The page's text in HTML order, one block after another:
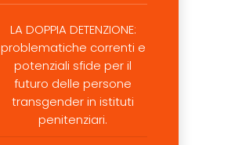
LA DOPPIA DETENZIONE:
problematiche correnti e
potenziali sfide per il
futuro delle persone
transgender in istituti
penitenziari.